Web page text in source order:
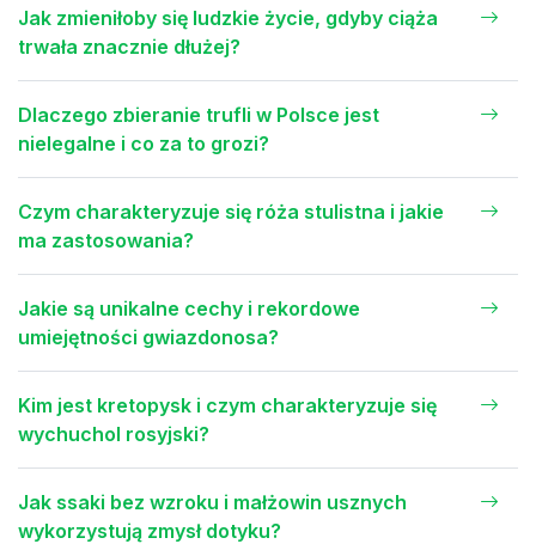
Jak zmieniłoby się ludzkie życie, gdyby ciąża
trwała znacznie dłużej?
Dlaczego zbieranie trufli w Polsce jest
nielegalne i co za to grozi?
Czym charakteryzuje się róża stulistna i jakie
ma zastosowania?
Jakie są unikalne cechy i rekordowe
umiejętności gwiazdonosa?
Kim jest kretopysk i czym charakteryzuje się
wychuchol rosyjski?
Jak ssaki bez wzroku i małżowin usznych
wykorzystują zmysł dotyku?